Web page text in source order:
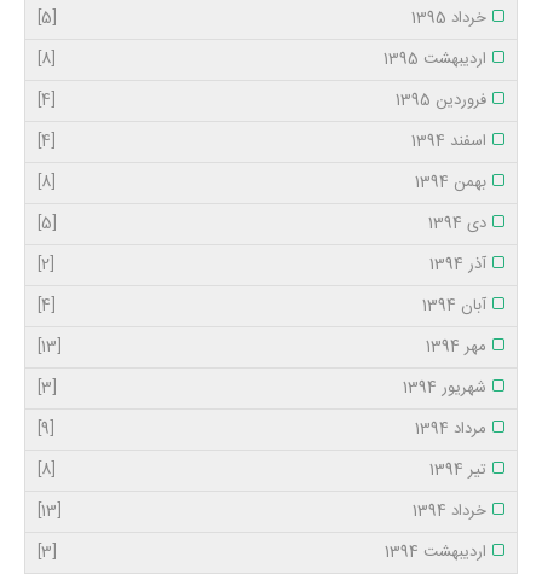
خرداد 1395
[5]
اردیبهشت 1395
[8]
فروردین 1395
[4]
اسفند 1394
[4]
بهمن 1394
[8]
دی 1394
[5]
آذر 1394
[2]
آبان 1394
[4]
مهر 1394
[13]
شهریور 1394
[3]
مرداد 1394
[9]
تیر 1394
[8]
خرداد 1394
[13]
اردیبهشت 1394
[3]